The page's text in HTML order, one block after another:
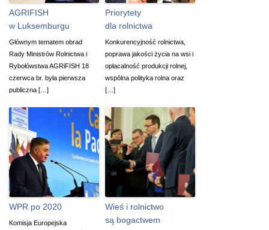
AGRIFISH
w Luksemburgu
Głównym tematem obrad
Rady Ministrów Rolnictwa i
Rybołówstwa AGRiFISH 18
czerwca br. była pierwsza
publiczna […]
Priorytety
dla rolnictwa
Konkurencyjność rolnictwa,
poprawa jakości życia na wsi i
opłacalność produkcji rolnej,
wspólna polityka rolna oraz
[…]
WPR po 2020
Komisja Europejska
Wieś i rolnictwo
są bogactwem